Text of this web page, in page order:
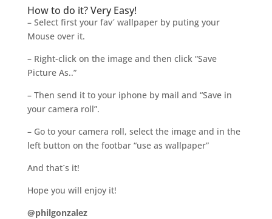
How to do it? Very Easy!
– Select first your fav´ wallpaper by puting your
Mouse over it.
– Right-click on the image and then click “Save
Picture As..”
– Then send it to your iphone by mail and “Save in
your camera roll”.
– Go to your camera roll, select the image and in the
left button on the footbar “use as wallpaper”
And that´s it!
Hope you will enjoy it!
@philgonzalez